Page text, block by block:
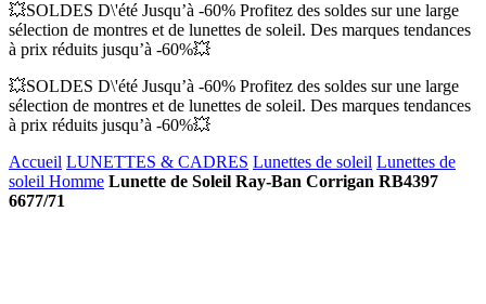
💥SOLDES D\'été Jusqu’à -60% Profitez des soldes sur une large
sélection de montres et de lunettes de soleil. Des marques tendances
à prix réduits jusqu’à -60%💥
💥SOLDES D\'été Jusqu’à -60% Profitez des soldes sur une large
sélection de montres et de lunettes de soleil. Des marques tendances
à prix réduits jusqu’à -60%💥
Accueil LUNETTES & CADRES Lunettes de soleil Lunettes de
soleil Homme Lunette de Soleil Ray-Ban Corrigan RB4397
6677/71